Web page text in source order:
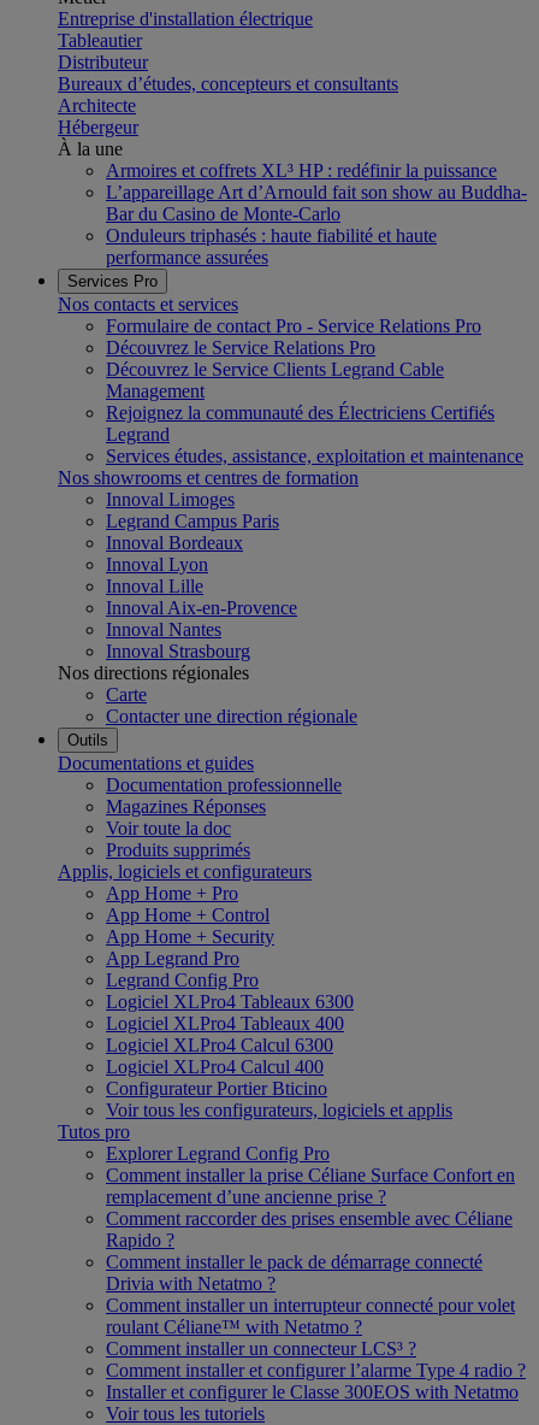
Entreprise d'installation électrique
Tableautier
Distributeur
Bureaux d’études, concepteurs et consultants
Architecte
Hébergeur
À la une
Armoires et coffrets XL³ HP : redéfinir la puissance
L’appareillage Art d’Arnould fait son show au Buddha-
Bar du Casino de Monte-Carlo
Onduleurs triphasés : haute fiabilité et haute
performance assurées
Services Pro
Nos contacts et services
Formulaire de contact Pro - Service Relations Pro
Découvrez le Service Relations Pro
Découvrez le Service Clients Legrand Cable
Management
Rejoignez la communauté des Électriciens Certifiés
Legrand
Services études, assistance, exploitation et maintenance
Nos showrooms et centres de formation
Innoval Limoges
Legrand Campus Paris
Innoval Bordeaux
Innoval Lyon
Innoval Lille
Innoval Aix-en-Provence
Innoval Nantes
Innoval Strasbourg
Nos directions régionales
Carte
Contacter une direction régionale
Outils
Documentations et guides
Documentation professionnelle
Magazines Réponses
Voir toute la doc
Produits supprimés
Applis, logiciels et configurateurs
App Home + Pro
App Home + Control
App Home + Security
App Legrand Pro
Legrand Config Pro
Logiciel XLPro4 Tableaux 6300
Logiciel XLPro4 Tableaux 400
Logiciel XLPro4 Calcul 6300
Logiciel XLPro4 Calcul 400
Configurateur Portier Bticino
Voir tous les configurateurs, logiciels et applis
Tutos pro
Explorer Legrand Config Pro
Comment installer la prise Céliane Surface Confort en
remplacement d’une ancienne prise ?
Comment raccorder des prises ensemble avec Céliane
Rapido ?
Comment installer le pack de démarrage connecté
Drivia with Netatmo ?
Comment installer un interrupteur connecté pour volet
roulant Céliane™ with Netatmo ?
Comment installer un connecteur LCS³ ?
Comment installer et configurer l’alarme Type 4 radio ?
Installer et configurer le Classe 300EOS with Netatmo
Voir tous les tutoriels